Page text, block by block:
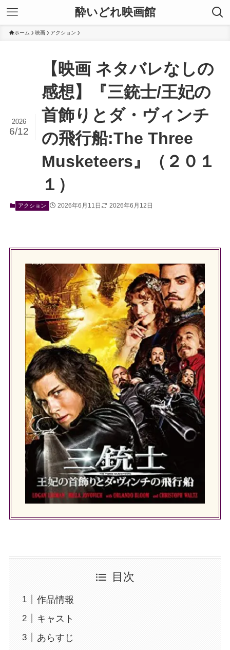
酔いどれ映画館
ホーム 映画 アクション
【映画 ネタバレなしの
感想】『三銃士/王妃の
首飾りとダ・ヴィンチ
の飛行船:The Three
Musketeers』（２０１
１）
2026
6/12
アクション 2026年6月11日 2026年6月12日
目次
作品情報
キャスト
あらすじ